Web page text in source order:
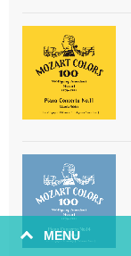
MENU